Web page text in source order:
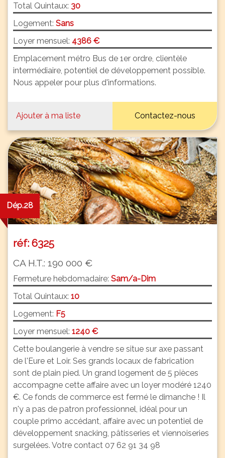
Total Quintaux: 30
Logement: Sans
Loyer mensuel: 4386 €
Emplacement métro Bus de 1er ordre, clientèle
intermédiaire, potentiel de développement possible.
Nous appeler pour plus d'informations.
Ajouter à ma liste Contactez-nous
Dép.28
réf: 6325
CA H.T.: 190 000 €
Fermeture hebdomadaire: Sam/a-Dim
Total Quintaux: 10
Logement: F5
Loyer mensuel: 1240 €
Cette boulangerie à vendre se situe sur axe passant
de l'Eure et Loir. Ses grands locaux de fabrication
sont de plain pied. Un grand logement de 5 pièces
accompagne cette affaire avec un loyer modéré 1240
€. Ce fonds de commerce est fermé le dimanche ! Il
n'y a pas de patron professionnel, idéal pour un
couple primo accédant, affaire avec un potentiel de
développement snacking, pâtisseries et viennoiseries
surgelées. Votre contact 07 62 91 34 98